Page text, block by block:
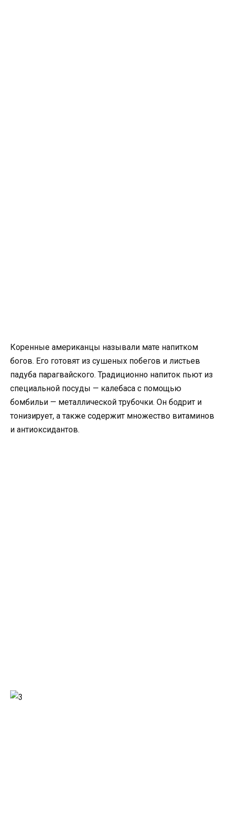
Коренные американцы называли мате напитком
богов. Его готовят из сушеных побегов и листьев
падуба парагвайского. Традиционно напиток пьют из
специальной посуды — калебаса с помощью
бомбильи — металлической трубочки. Он бодрит и
тонизирует, а также содержит множество витаминов
и антиоксидантов.